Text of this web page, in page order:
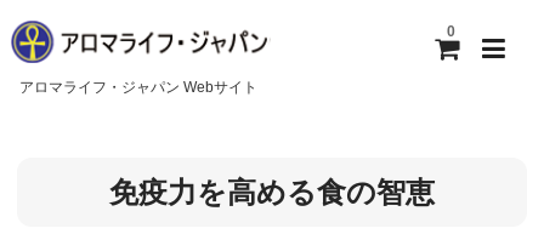
0
アロマライフ・ジャパン Webサイト
アロマライフ・ジャパンについて
免疫力を高める食の智恵